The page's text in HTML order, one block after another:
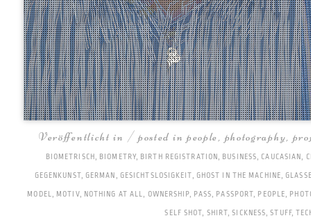
Veröffentlicht in / posted in people, photography,
BIOMETRISCH, BIOMETRY, BIRTH REGISTRATION, BUSINESS,CAUCASIAN,
GEGENKUNST, GERMAN , GESICHTSLOSIGKEIT, GHOST IN THE MACHINE,
MODEL, MOTIV, NOTHING AT ALL, OWNERSHIP, PASS, PASSPORT, PEOPLE,
SELF SHOT, SHIRT,SICKNESS,STUFF,